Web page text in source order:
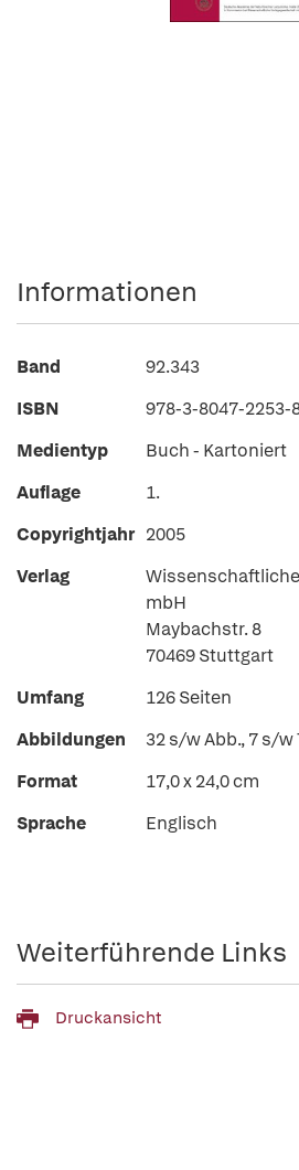
Informationen
Band
92.343
ISBN
978-3-8047-2253-
Medientyp
Buch - Kartoniert
Auflage
1.
Copyrightjahr 2005
Verlag
mbH
Maybachstr. 8
70469 Stuttgart
Umfang
126 Seiten
Abbildungen
32 s/w Abb., 7 s/w
Format
17,0 x 24,0 cm
Sprache
Englisch
Weiterführende Links
Druckansicht